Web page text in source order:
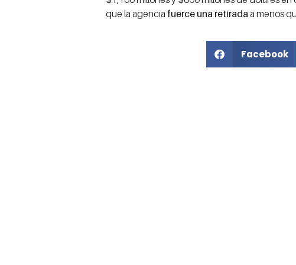
que la agencia fuerce una retirada a menos
Facebook